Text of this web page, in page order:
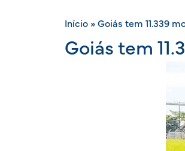
Início » Goiás tem 11.339
Goiás tem